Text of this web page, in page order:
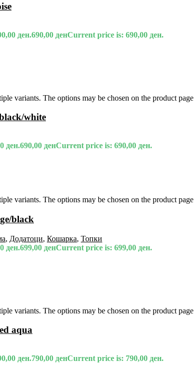
ден.690,00 денCurrent price is: 690,00 ден.
variants. The options may be chosen on the product page
white
ден.690,00 денCurrent price is: 690,00 ден.
variants. The options may be chosen on the product page
black
, Додатоци, Кошарка, Топки
ден.699,00 денCurrent price is: 699,00 ден.
variants. The options may be chosen on the product page
aqua
ден.790,00 денCurrent price is: 790,00 ден.